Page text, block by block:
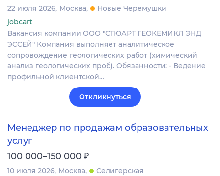
22 июля 2026 Москва
Новые Черемушки
jobcart
Вакансия компании ООО "СТЮАРТ ГЕОКЕМИКЛ ЭНД
ЭССЕЙ" Компания выполняет аналитическое
сопровождение геологических работ (химический
анализ геологических проб). Обязанности: - Ведение
профильной клиентской…
Откликнуться
Менеджер по продажам образовательных
услуг
100 000–150 000 ₽
10 июля 2026 Москва
Селигерская